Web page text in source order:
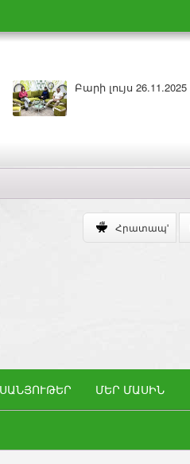
Բարի լույս 26.11.2025
Հրատապ'
ՄԵՐ ՄԱՍԻՆ